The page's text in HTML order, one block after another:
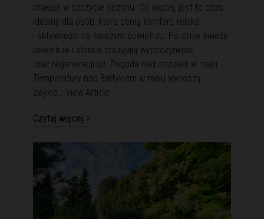
brakuje w szczycie sezonu. Co więcej, jest to czas
idealny dla osób, które cenią komfort, relaks
i aktywności na świeżym powietrzu. Po zimie świeże
powietrze i słońce sprzyjają wypoczynkowi
oraz regeneracji sił. Pogoda nad morzem w maju
Temperatury nad Bałtykiem w maju wynoszą
zwykle… View Article
Czytaj więcej >